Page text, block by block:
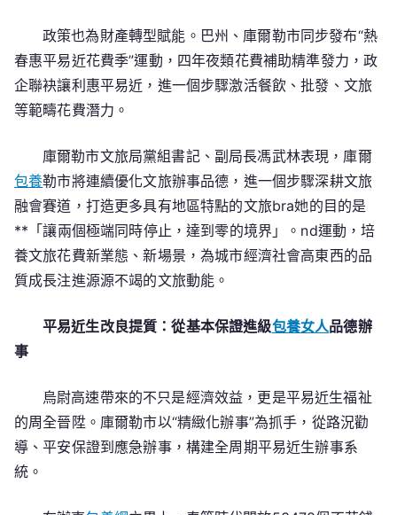
政策也為財產轉型賦能。巴州、庫爾勒市同步發布“熱
春惠平易近花費季”運動，四年夜類花費補助精準發力，政
企聯袂讓利惠平易近，進一個步驟激活餐飲、批發、文旅
等範疇花費潛力。
庫爾勒市文旅局黨組書記、副局長馮武林表現，庫爾
包養勒市將連續優化文旅辦事品德，進一個步驟深耕文旅
融會賽道，打造更多具有地區特點的文旅bra她的目的是
**「讓兩個極端同時停止，達到零的境界」。nd運動，培
養文旅花費新業態、新場景，為城市經濟社會高東西的品
質成長注進源源不竭的文旅動能。
平易近生改良提質：從基本保證進級包養女人品德辦
事
烏尉高速帶來的不只是經濟效益，更是平易近生福祉
的周全晉陞。庫爾勒市以“精緻化辦事”為抓手，從路況勸
導、平安保證到應急辦事，構建全周期平易近生辦事系
統。